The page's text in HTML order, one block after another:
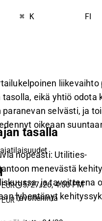
⌘ K FI
liikevaihto
eikä yhtiö odota
selvästi, ja
oikeaan
nopeasti: Utilities-
menevästä
ja tavoitteena
lyhentänyt
tasalla
EUR 5/27/26, 4:00 PM
EURTavoitehinta